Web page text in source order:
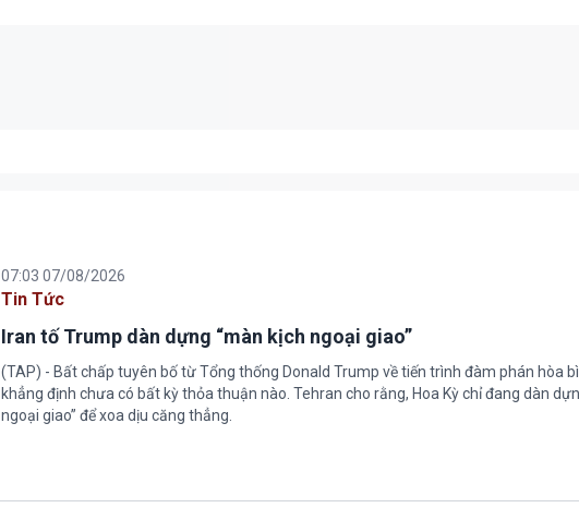
07:03 07/08/2026
Tin Tức
Iran tố Trump dàn dựng “màn kịch ngoại giao”
(TAP) - Bất chấp tuyên bố từ Tổng thống Donald Trump về tiến trình đàm phán hòa
khẳng định chưa có bất kỳ thỏa thuận nào. Tehran cho rằng, Hoa Kỳ chỉ đang dàn
ngoại giao” để xoa dịu căng thẳng.